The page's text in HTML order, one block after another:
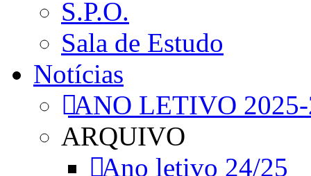
S.P.O.
Sala de Estudo
Notícias
ANO LETIVO
ARQUIVO
Ano letivo 24/25